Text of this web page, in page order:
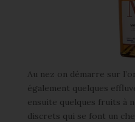
Au nez on démarre sur
également quelques
ensuite quelques fruits à
discrets qui se font un